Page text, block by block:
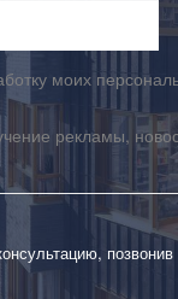
моих
рекламы,